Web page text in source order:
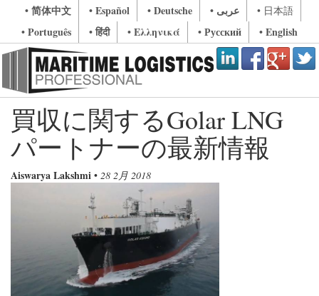
• 简体中文 • Español • Deutsche • عربى • 日本語
• Português • हिंदी • Ελληνικά • Русский • English
買収に関するGolar LNG
パートナーの最新情報
Aiswarya Lakshmi • 28 2月 2018